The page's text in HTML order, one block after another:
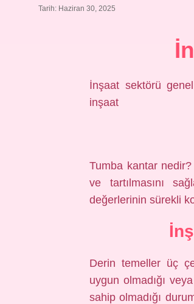
Tarih: Haziran 30, 2025
İnşaat sektörü
inşaat
Tumba kantar
ve tartılmasını
değerlerinin sürekli
Derin temeller üç
uygun olmadığı
sahip olmadığı